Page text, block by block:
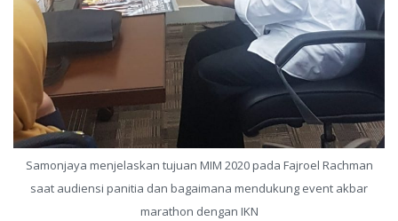
Samonjaya menjelaskan tujuan MIM 2020 pada Fajroel Rachman
saat audiensi panitia dan bagaimana mendukung event akbar
marathon dengan IKN